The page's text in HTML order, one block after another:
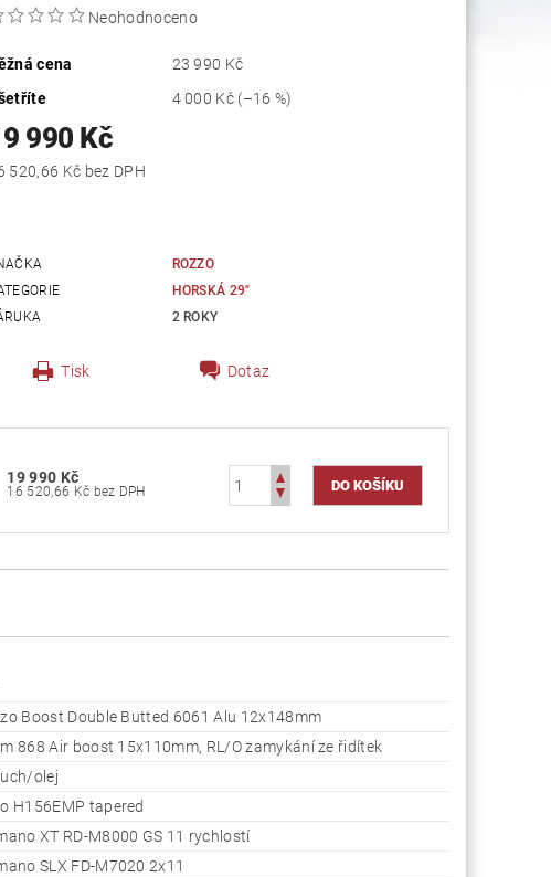
Neohodnoceno
cena
23 990 Kč
4 000 Kč (–16 %)
990 Kč
16 520,66 Kč bez DPH
ROZZO
HORSKÁ 29"
2 ROKY
Tisk Dotaz
19 990 Kč
16 520,66 Kč bez DPH
Boost Double Butted 6061 Alu 12x148mm
868 Air boost 15x110mm, RL/O zamykání ze řidítek
olej
H156EMP tapered
XT RD-M8000 GS 11 rychlostí
SLX FD-M7020 2x11